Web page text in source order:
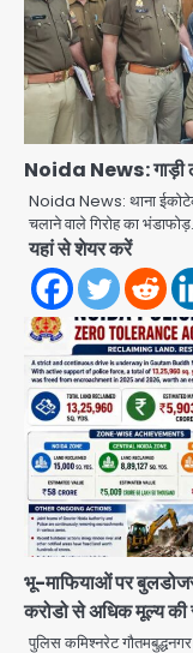
Noida News: गाड़ी
Noida News: थाना
चलाने वाले गिरोह का
यहां से शेयर करें
भू-माफियाओं पर
करोडो से अधिक मूल्य
पुलिस कमिश्नरेट
2
3
4
5